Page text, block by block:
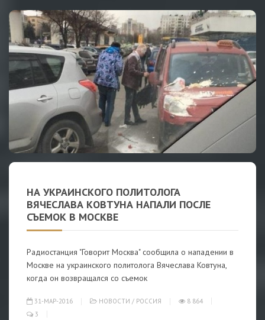
НА УКРАИНСКОГО ПОЛИТОЛОГА
ВЯЧЕСЛАВА КОВТУНА НАПАЛИ ПОСЛЕ
СЪЕМОК В МОСКВЕ
Радиостанция "Говорит Москва" сообщила о нападении в
Москве на украинского политолога Вячеслава Ковтуна,
когда он возвращался со съемок
31-МАР-2016 НОВОСТИ / РОССИЯ
8 864
3